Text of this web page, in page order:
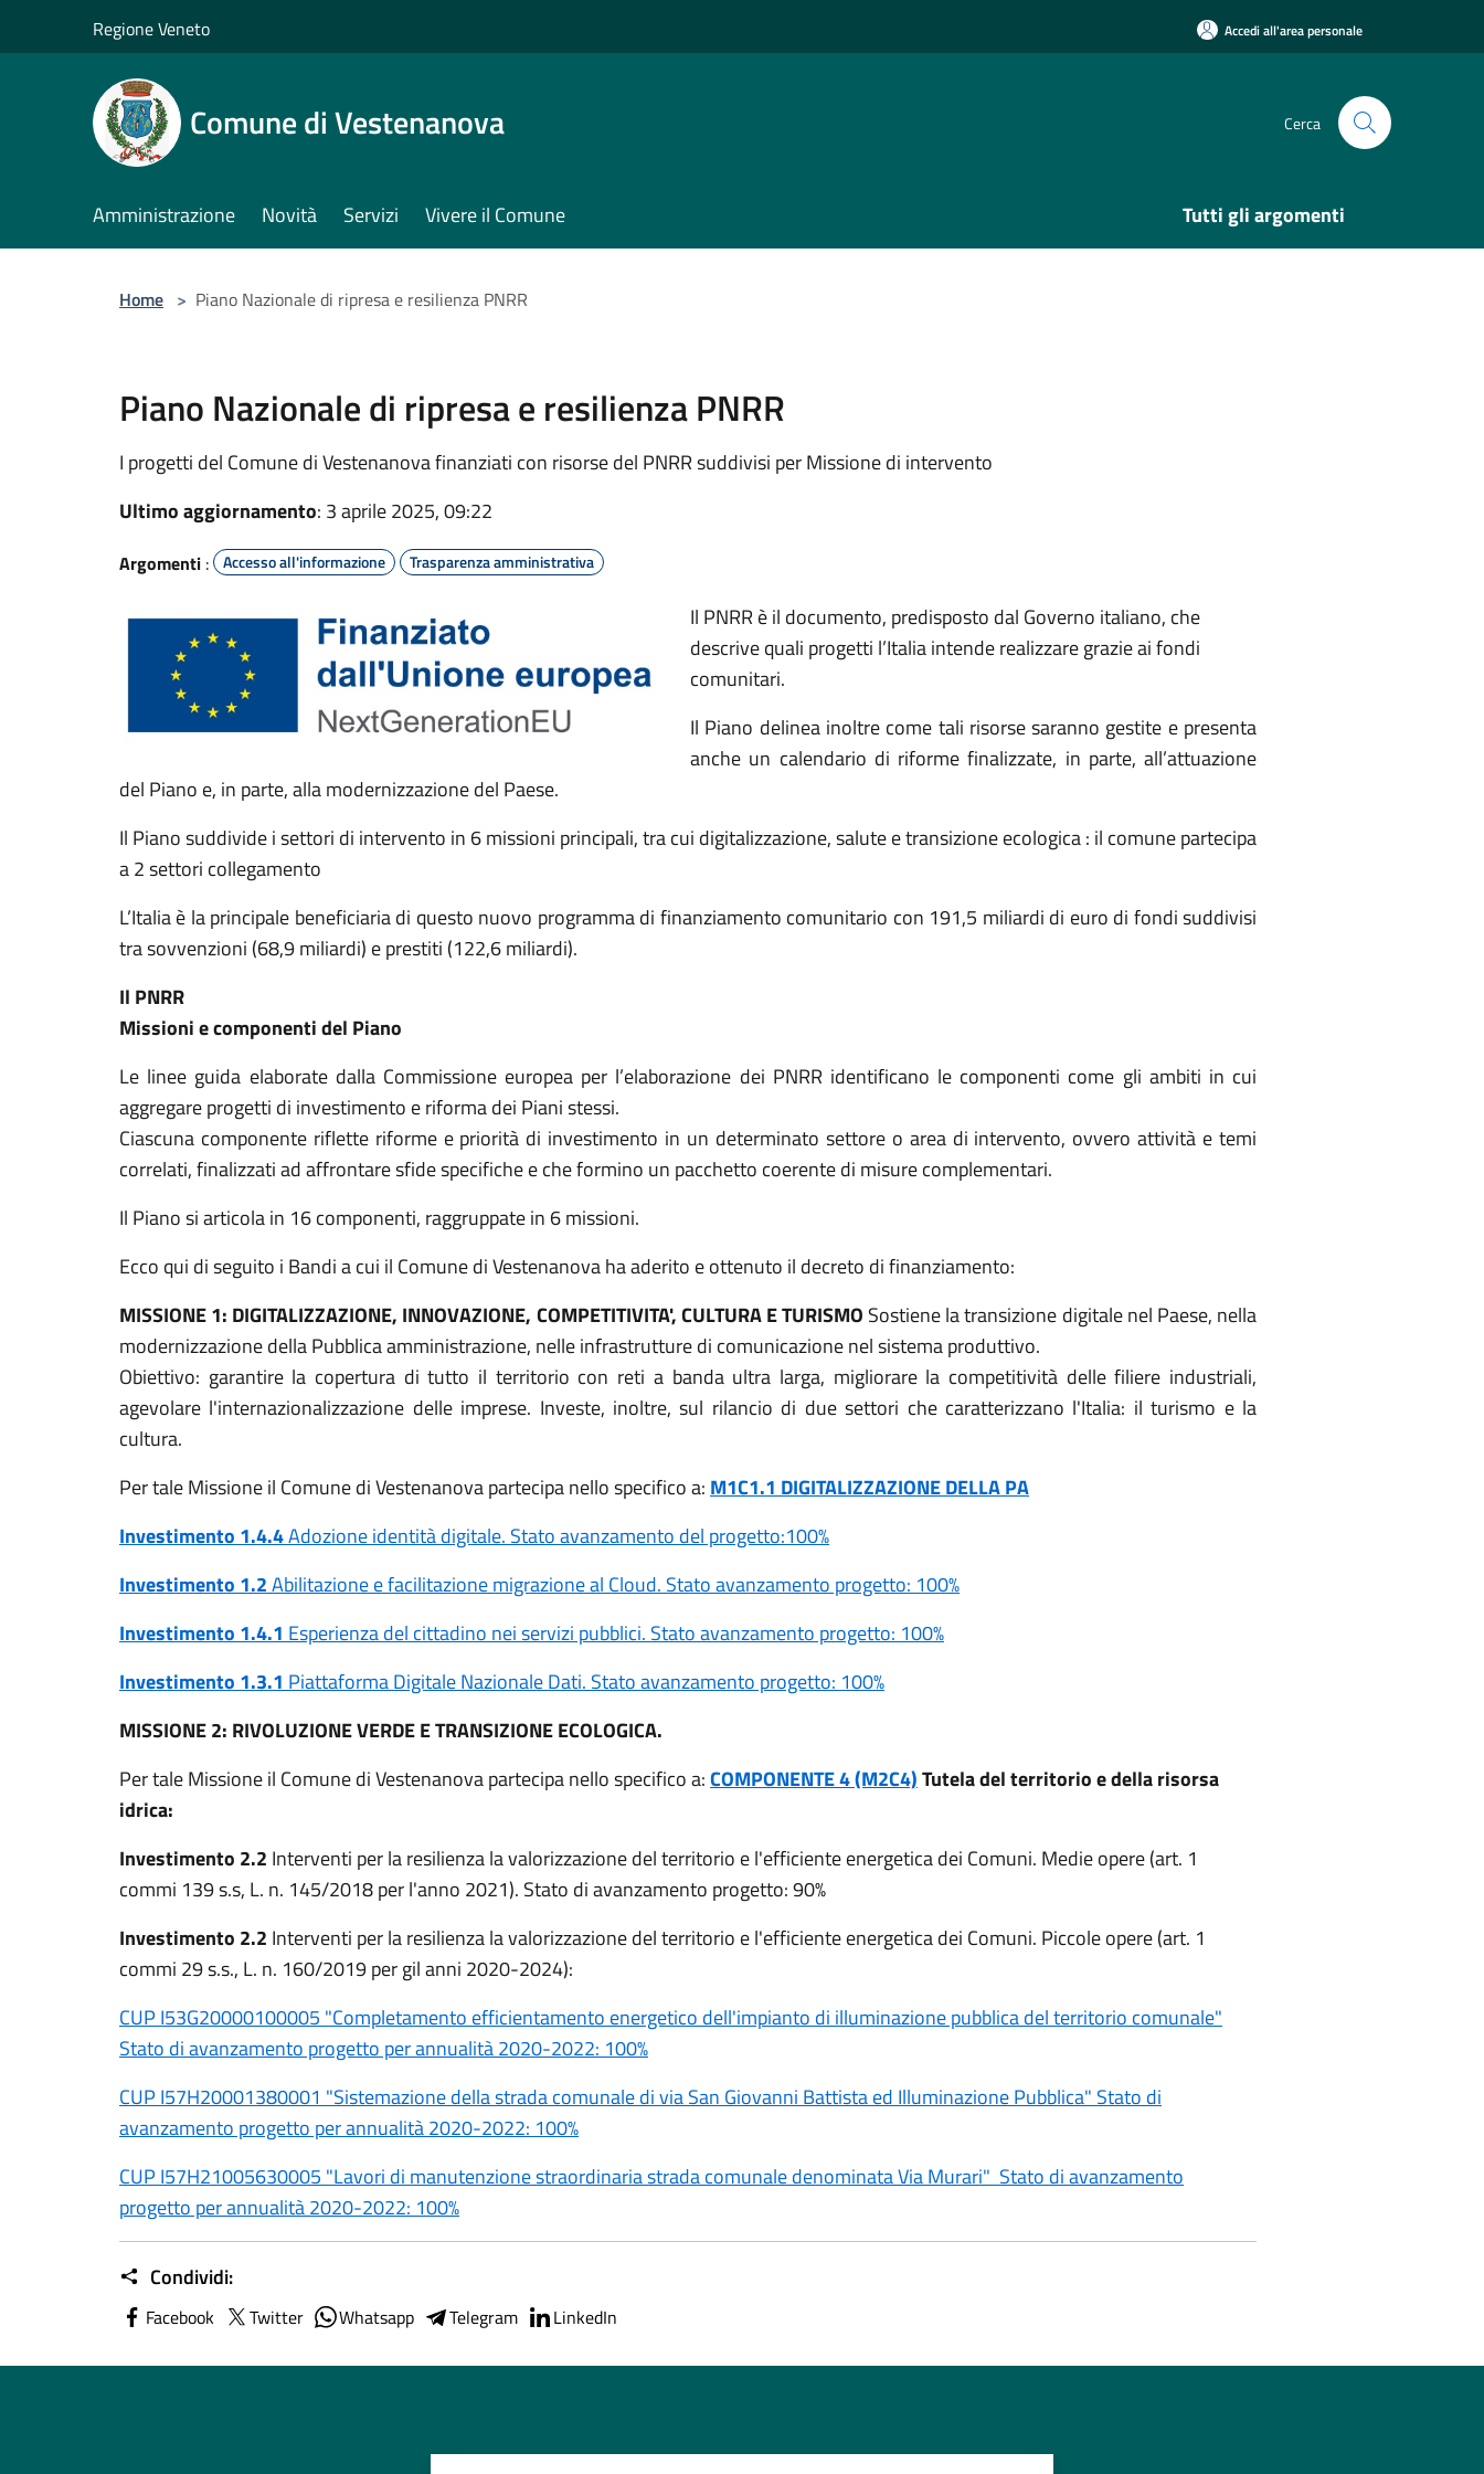
Regione Veneto Accedi all'area personale
Comune di Vestenanova Cerca
Amministrazione Novità Servizi Vivere il Comune Tutti gli argomenti
Home > Piano Nazionale di ripresa e resilienza PNRR
Piano Nazionale di ripresa e resilienza PNRR
I progetti del Comune di Vestenanova finanziati con risorse del PNRR suddivisi per Missione di intervento
Ultimo aggiornamento: 3 aprile 2025, 09:22
Argomenti : Accesso all'informazione Trasparenza amministrativa
Il PNRR è il documento, predisposto dal Governo italiano, che
descrive quali progetti l’Italia intende realizzare grazie ai fondi
comunitari.
Il Piano delinea inoltre come tali risorse saranno gestite e presenta
anche un calendario di riforme finalizzate, in parte, all’attuazione
del Piano e, in parte, alla modernizzazione del Paese.
Il Piano suddivide i settori di intervento in 6 missioni principali, tra cui digitalizzazione, salute e transizione ecologica : il comune partecipa
a 2 settori collegamento
L’Italia è la principale beneficiaria di questo nuovo programma di finanziamento comunitario con 191,5 miliardi di euro di fondi suddivisi
tra sovvenzioni (68,9 miliardi) e prestiti (122,6 miliardi).
Il PNRR
Missioni e componenti del Piano
Le linee guida elaborate dalla Commissione europea per l’elaborazione dei PNRR identificano le componenti come gli ambiti in cui
aggregare progetti di investimento e riforma dei Piani stessi.
Ciascuna componente riflette riforme e priorità di investimento in un determinato settore o area di intervento, ovvero attività e temi
correlati, finalizzati ad affrontare sfide specifiche e che formino un pacchetto coerente di misure complementari.
Il Piano si articola in 16 componenti, raggruppate in 6 missioni.
Ecco qui di seguito i Bandi a cui il Comune di Vestenanova ha aderito e ottenuto il decreto di finanziamento:
MISSIONE 1: DIGITALIZZAZIONE, INNOVAZIONE, COMPETITIVITA', CULTURA E TURISMO Sostiene la transizione digitale nel Paese, nella
modernizzazione della Pubblica amministrazione, nelle infrastrutture di comunicazione nel sistema produttivo.
Obiettivo: garantire la copertura di tutto il territorio con reti a banda ultra larga, migliorare la competitività delle filiere industriali,
agevolare l'internazionalizzazione delle imprese. Investe, inoltre, sul rilancio di due settori che caratterizzano l'Italia: il turismo e la
cultura.
Per tale Missione il Comune di Vestenanova partecipa nello specifico a: M1C1.1 DIGITALIZZAZIONE DELLA PA
Investimento 1.4.4Adozione identità digitale. Stato avanzamento del progetto:100%
Investimento 1.2Abilitazione e facilitazione migrazione al Cloud. Stato avanzamento progetto: 100%
Investimento 1.4.1 Esperienza del cittadino nei servizi pubblici. Stato avanzamento progetto: 100%
Investimento 1.3.1 Piattaforma Digitale Nazionale Dati. Stato avanzamento progetto: 100%
MISSIONE 2: RIVOLUZIONE VERDE E TRANSIZIONE ECOLOGICA.
Per tale Missione il Comune di Vestenanova partecipa nello specifico a:COMPONENTE 4 (M2C4)Tutela del territorio e della risorsa
idrica:
Investimento 2.2 Interventi per la resilienza la valorizzazione del territorio e l'efficiente energetica dei Comuni. Medie opere (art. 1
commi 139 s.s, L. n. 145/2018 per l'anno 2021). Stato di avanzamento progetto: 90%
Investimento 2.2 Interventi per la resilienza la valorizzazione del territorio e l'efficiente energetica dei Comuni. Piccole opere (art. 1
commi 29 s.s., L. n. 160/2019 per gil anni 2020-2024):
CUP I53G20000100005 "Completamento efficientamento energetico dell'impianto di illuminazione pubblica del territorio comunale"
Stato di avanzamento progetto per annualità 2020-2022: 100%
CUP I57H20001380001 "Sistemazione della strada comunale di via San Giovanni Battista ed Illuminazione Pubblica" Stato di
avanzamento progetto per annualità 2020-2022: 100%
CUP I57H21005630005 "Lavori di manutenzione straordinaria strada comunale denominata Via Murari" Stato di avanzamento
progetto per annualità 2020-2022: 100%
Condividi:
Facebook Twitter Whatsapp Telegram LinkedIn